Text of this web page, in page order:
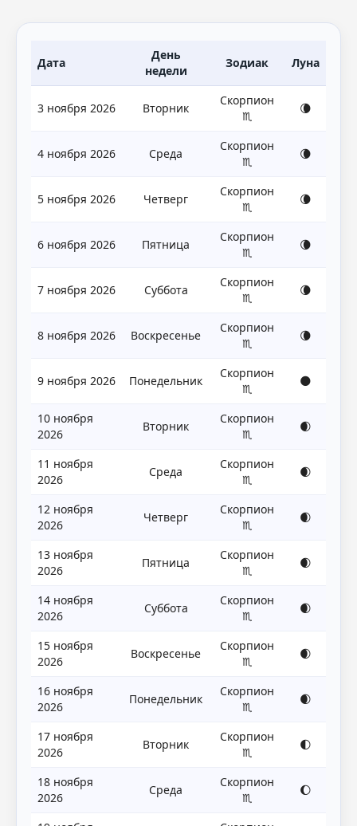
Дата
День
недели
Зодиак Луна
3 ноября 2026 Вторник
Скорпион
♏
🌘
4 ноября 2026 Среда
Скорпион
♏
🌘
5 ноября 2026 Четверг
Скорпион
♏
🌘
6 ноября 2026 Пятница
Скорпион
♏
🌘
7 ноября 2026 Суббота
Скорпион
♏
🌘
8 ноября 2026 Воскресенье
Скорпион
♏
🌘
9 ноября 2026 Понедельник
Скорпион
♏
🌑
10 ноября
2026
Вторник
Скорпион
♏
🌒
11 ноября
2026
Среда
Скорпион
♏
🌒
12 ноября
2026
Четверг
Скорпион
♏
🌒
13 ноября
2026
Пятница
Скорпион
♏
🌒
14 ноября
2026
Суббота
Скорпион
♏
🌒
15 ноября
2026
Воскресенье
Скорпион
♏
🌒
16 ноября
2026
Понедельник
Скорпион
♏
🌒
17 ноября
2026
Вторник
Скорпион
♏
🌓
18 ноября
2026
Среда
Скорпион
♏
🌔